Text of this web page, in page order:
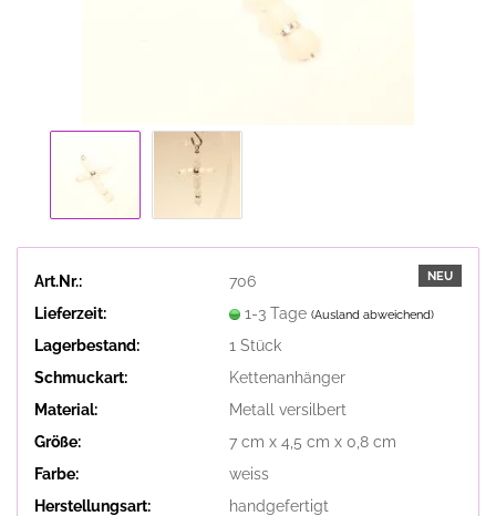
NEU
Art.Nr.:
706
Lieferzeit:
1-3 Tage (Ausland abweichend)
Lagerbestand: 1 Stück
Schmuckart:
Kettenanhänger
Material:
Metall versilbert
Größe:
7 cm x 4,5 cm x 0,8 cm
Farbe:
weiss
Herstellungsart:
handgefertigt